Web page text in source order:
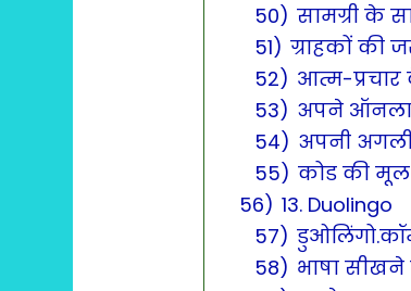
50) सामग्री के
51) ग्राहकों की
52) आत्म-
53) अपने
54) अपनी
55) कोड की
56) 13. Duolingo
57)
58) भाषा सीखने